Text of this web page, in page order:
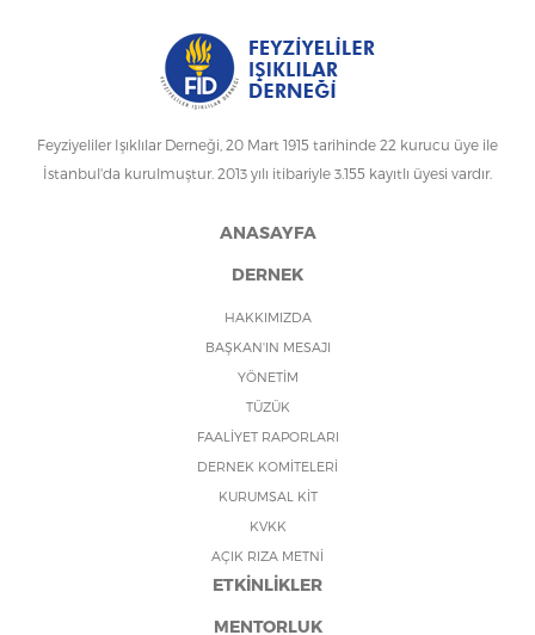
Feyziyeliler Işıklılar Derneği, 20 Mart 1915 tarihinde 22 kurucu üye ile
İstanbul'da kurulmuştur. 2013 yılı itibariyle 3.155 kayıtlı üyesi vardır.
ANASAYFA
DERNEK
HAKKIMIZDA
BAŞKAN'IN MESAJI
YÖNETİM
TÜZÜK
FAALİYET RAPORLARI
DERNEK KOMİTELERİ
KURUMSAL KİT
KVKK
AÇIK RIZA METNİ
ETKİNLİKLER
MENTORLUK